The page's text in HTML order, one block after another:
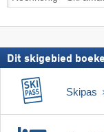
incl.
Dit skigebied
Skipas